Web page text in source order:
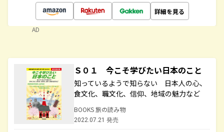
詳細を見る
AD
Ｓ０１ 今こそ学びたい日本のこと
知っているようで知らない 日本人の心、
食文化、職文化、信仰、地域の魅力など
BOOKS 旅の読み物
2022.07.21 発売